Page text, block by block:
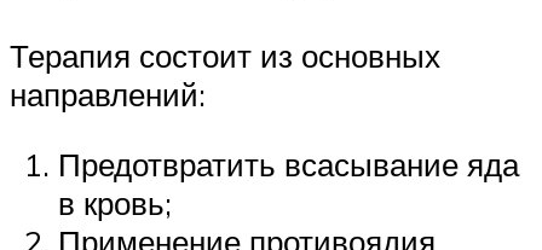
Терапия состоит из основных
направлений:
Предотвратить всасывание яда
в кровь;
Применение противоядия